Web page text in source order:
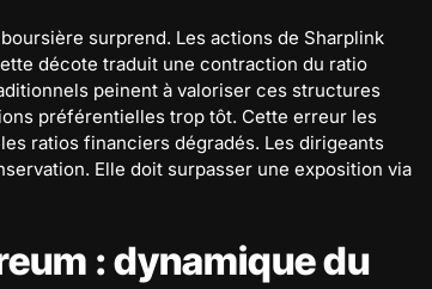
surprend. Les actions de Sharplink
décote traduit une contraction du ratio
peinent à valoriser ces structures
préférentielles trop tôt. Cette erreur les
ratios financiers dégradés. Les dirigeants
Elle doit surpasser une exposition via
: dynamique du